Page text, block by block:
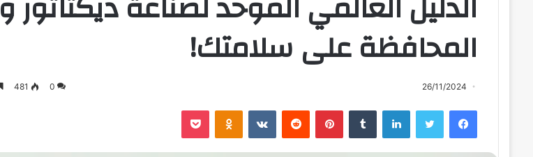
المحافظة على سلامتك!
26/11/2024
0
481
فيسبوك تويتر لينكدإن ‏Tumblr بينتيريست
‏Reddit
‏VKontakte
Odnoklassniki
بوكيت